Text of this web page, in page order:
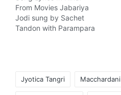
Mastie. Music company
Zee
From Movies Jabariya
Jodi sung by Sachet
Tandon with Parampara
Music company Zee
Jyotica Tangri Macchardani